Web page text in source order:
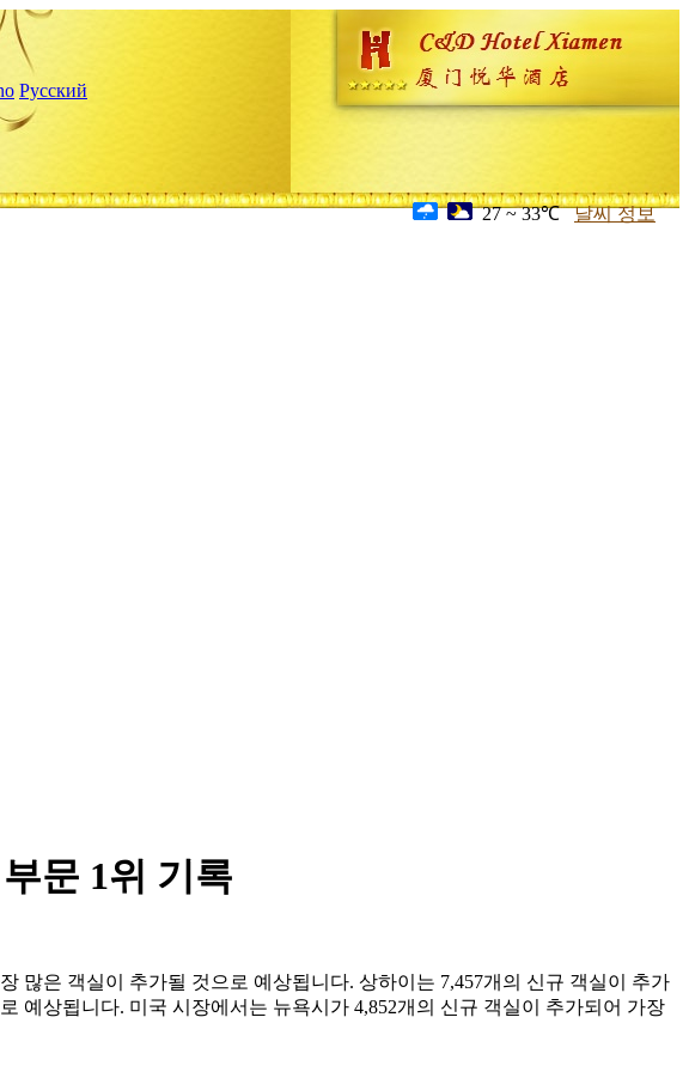
Русский
27 ~ 33℃ 날씨 정보
문 1위 기록
많은 객실이 추가될 것으로 예상됩니다. 상하이는 7,457개의 신규 객실이 추가
예상됩니다. 미국 시장에서는 뉴욕시가 4,852개의 신규 객실이 추가되어 가장